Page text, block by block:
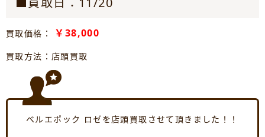
買取価格： ￥38,000
買取方法：店頭買取
ベルエポック ロゼを店頭買取させて頂きました！！